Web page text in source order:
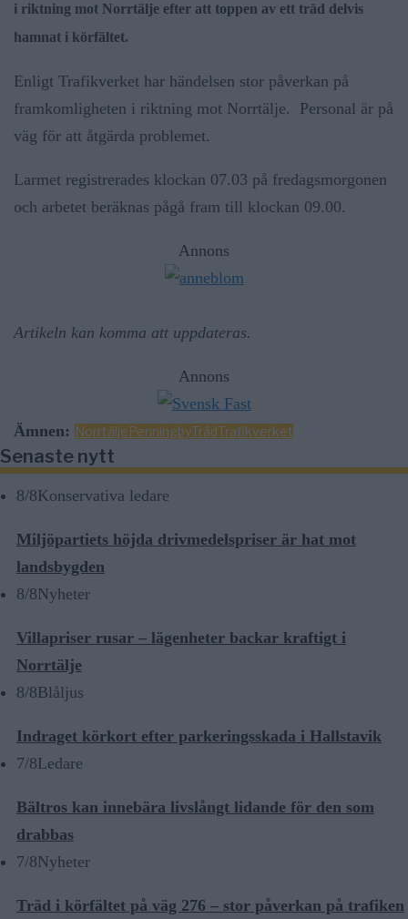
i riktning mot Norrtälje efter att toppen av ett träd delvis
hamnat i körfältet.
Enligt Trafikverket har händelsen stor påverkan på
framkomligheten i riktning mot Norrtälje. Personal är på
väg för att åtgärda problemet.
Larmet registrerades klockan 07.03 på fredagsmorgonen
och arbetet beräknas pågå fram till klockan 09.00.
Annons
Artikeln kan komma att uppdateras.
Annons
Ämnen: NorrtäljePenningbyTrädTrafikverket
Senaste nytt
8/8Konservativa ledare
Miljöpartiets höjda drivmedelspriser är hat mot
landsbygden
8/8Nyheter
Villapriser rusar – lägenheter backar kraftigt i
Norrtälje
8/8Blåljus
Indraget körkort efter parkeringsskada i Hallstavik
7/8Ledare
Bältros kan innebära livslångt lidande för den som
drabbas
7/8Nyheter
Träd i körfältet på väg 276 – stor påverkan på trafiken